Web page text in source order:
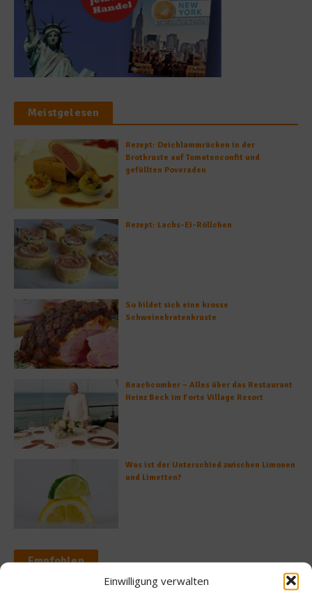
Einwilligung verwalten
Meistgelesen
Rezept: Deichlammrücken in der
Brotkruste auf Tomatenconfit und
gefüllten Poveraden
Rezept: Lachs-Ei-Röllchen
So bildet sich eine krosse
Schweinebratenkruste
Beachcomber – Alles über das Restaurant
Heinz Beck im Forte Village Resort
Was ist der Unterschied zwischen Limonen
und Limetten?
Empfohlen